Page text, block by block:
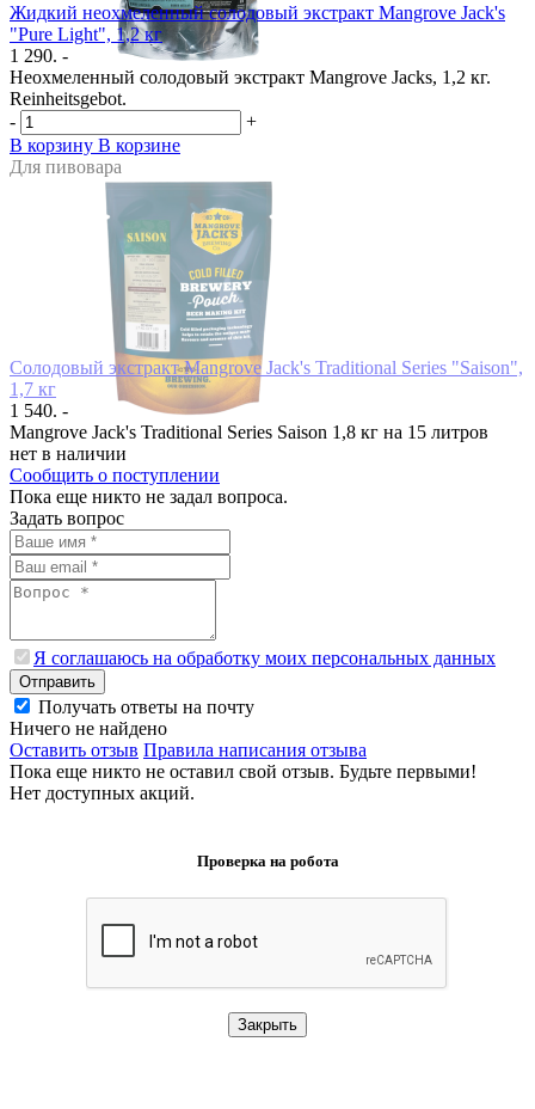
Жидкий неохмеленный солодовый экстракт Mangrove Jack's
"Pure Light", 1,2 кг
1 290. -
Неохмеленный солодовый экстракт Mangrove Jacks, 1,2 кг.
Reinheitsgebot.
-
+
В корзину В корзине
Для пивовара
Солодовый экстракт Mangrove Jack's Traditional Series "Saison",
1,7 кг
1 540. -
Mangrove Jack's Traditional Series Saison 1,8 кг на 15 литров
нет в наличии
Сообщить о поступлении
Пока еще никто не задал вопроса.
Задать вопрос
Я соглашаюсь на обработку моих персональных данных
Отправить
Получать ответы на почту
Ничего не найдено
Оставить отзыв Правила написания отзыва
Пока еще никто не оставил свой отзыв. Будьте первыми!
Нет доступных акций.
Проверка на робота
Закрыть